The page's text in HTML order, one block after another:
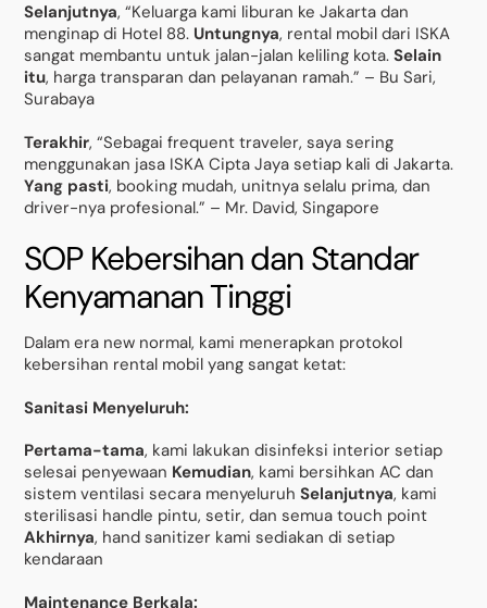
Selanjutnya, “Keluarga kami liburan ke Jakarta dan
menginap di Hotel 88. Untungnya, rental mobil dari ISKA
sangat membantu untuk jalan-jalan keliling kota.Selain
itu, harga transparan dan pelayanan ramah.” – Bu Sari,
Surabaya
Terakhir, “Sebagai frequent traveler, saya sering
menggunakan jasa ISKA Cipta Jaya setiap kali di Jakarta.
Yang pasti, booking mudah, unitnya selalu prima, dan
driver-nya profesional.” – Mr. David, Singapore
SOP Kebersihan dan Standar
Kenyamanan Tinggi
Dalam era new normal, kami menerapkan protokol
kebersihan rental mobil yang sangat ketat:
Sanitasi Menyeluruh:
Pertama-tama, kami lakukan disinfeksi interior setiap
selesai penyewaan Kemudian, kami bersihkan AC dan
sistem ventilasi secara menyeluruhSelanjutnya, kami
sterilisasi handle pintu, setir, dan semua touch point
Akhirnya, hand sanitizer kami sediakan di setiap
kendaraan
Maintenance Berkala: